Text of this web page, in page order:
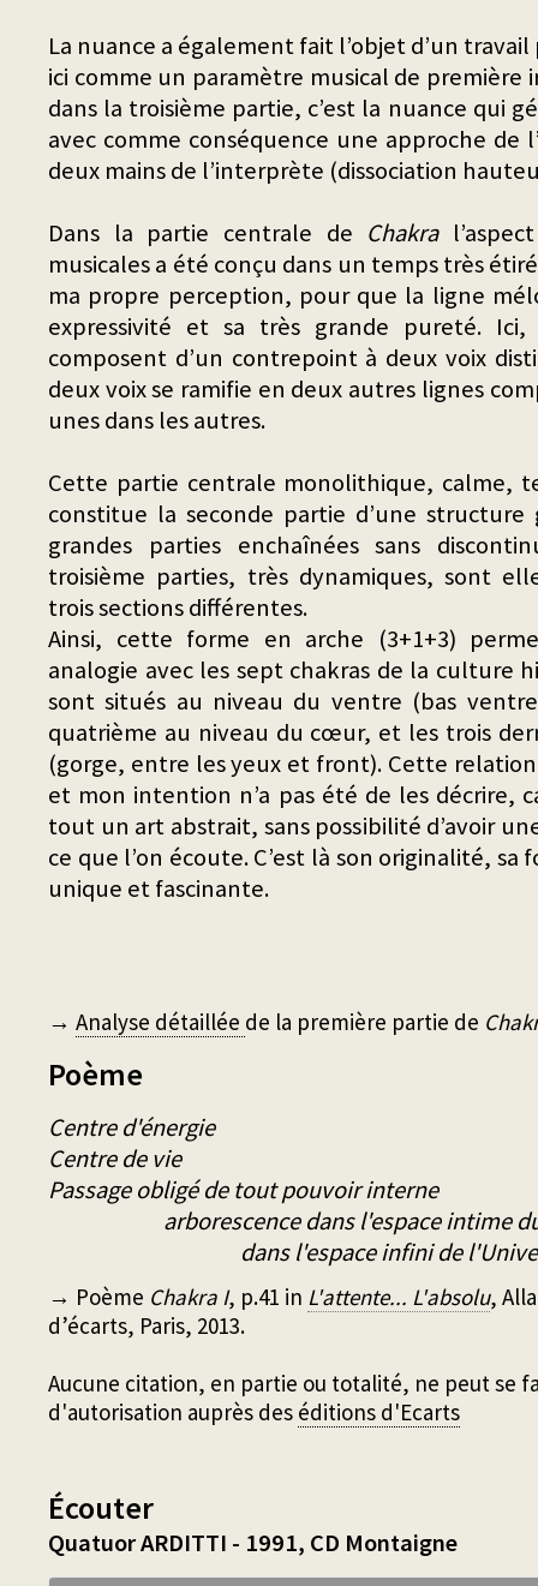
La nuance a également fait l’objet d’un
ici comme un paramètre musical de première
dans la troisième partie, c’est la nuance qui
avec comme conséquence une approche de
deux mains de l’interprète (dissociation
Dans la partie centrale de Chakra
musicales a été conçu dans un temps très
ma propre perception, pour que la ligne
expressivité et sa très grande pureté. Ici,
composent d’un contrepoint à deux voix
deux voix se ramifie en deux autres lignes
unes dans les autres.
Cette partie centrale monolithique, calme,
constitue la seconde partie d’une
grandes parties enchaînées sans
troisième parties, très dynamiques, sont
trois sections différentes.
Ainsi, cette forme en arche (3+1+3)
analogie avec les sept chakras de la culture
sont situés au niveau du ventre (bas
quatrième au niveau du cœur, et les trois
(gorge, entre les yeux et front). Cette
et mon intention n’a pas été de les décrire,
tout un art abstrait, sans possibilité d’avoir
ce que l’on écoute. C’est là son originalité, sa
unique et fascinante.
→ Analyse détaillée de la première partie de
Poème
Centre d'énergie
Centre de vie
Passage obligé de tout pouvoir interne
arborescence dans l'espace intime du
dans l'espace infini de
→ Poème Chakra I, p.41 in L'attente... L'absolu,
d’écarts, Paris, 2013.
Aucune citation, en partie ou totalité, ne peut se
d'autorisation auprès des éditions d'Ecarts
Écouter
Quatuor ARDITTI - 1991, CD Montaigne